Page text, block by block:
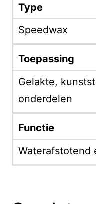
Type
Speedwax
Toepassing
Gelakte,
onderdelen
Functie
Waterafstotend